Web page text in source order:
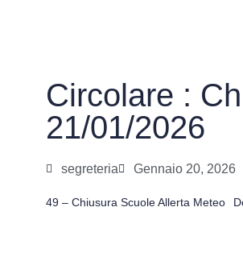
Circolare :
21/01/2026
segreteria Gennaio 20, 2026
49 – Chiusura Scuole Allerta Meteo